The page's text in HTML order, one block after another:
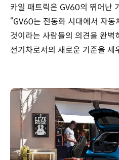
카일 패트릭은 GV60의 뛰어난
“GV60는 전동화 시대에서 자동
것이라는 사람들의 의견을 완벽
전기차로서의 새로운 기준을 세